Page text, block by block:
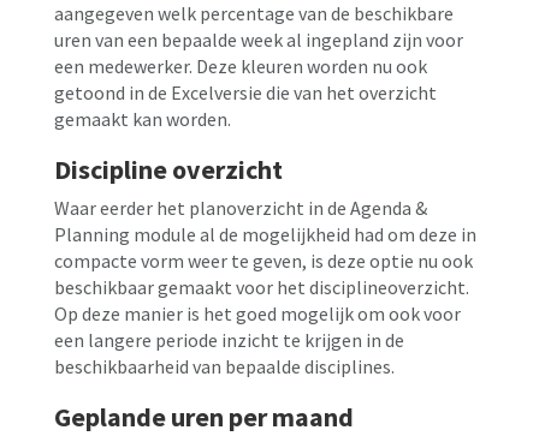
aangegeven welk percentage van de beschikbare
uren van een bepaalde week al ingepland zijn voor
een medewerker. Deze kleuren worden nu ook
getoond in de Excelversie die van het overzicht
gemaakt kan worden.
Discipline overzicht
Waar eerder het planoverzicht in de Agenda &
Planning module al de mogelijkheid had om deze in
compacte vorm weer te geven, is deze optie nu ook
beschikbaar gemaakt voor het disciplineoverzicht.
Op deze manier is het goed mogelijk om ook voor
een langere periode inzicht te krijgen in de
beschikbaarheid van bepaalde disciplines.
Geplande uren per maand